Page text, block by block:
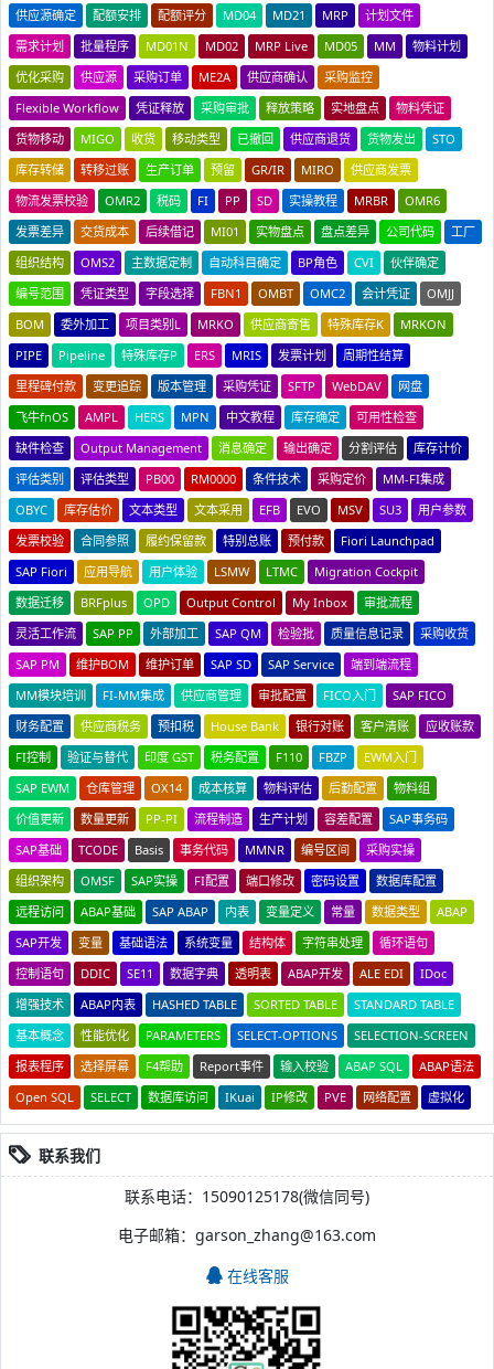
供应源确定
配额安排 配额评分 MD04 MD21 MRP
计划文件
需求计划
批量程序 MD01N MD02 MRP Live MD05 MM
物料计划
优化采购
供应源 采购订单 ME2A 供应商确认
采购监控
Flexible Workflow
凭证释放 采购审批 释放策略 实地盘点
物料凭证
货物移动
MIGO 收货 移动类型 已撤回 供应商退货 货物发出
STO
库存转储
转移过账 生产订单 预留 GR/IR MIRO
供应商发票
物流发票校验
OMR2 税码 FI PP SD 实操教程 MRBR
OMR6
发票差异
交货成本 后续借记 MI01 实物盘点 盘点差异 公司代码
工厂
组织结构
OMS2 主数据定制 自动科目确定 BP角色 CVI
伙伴确定
编号范围
凭证类型 字段选择 FBN1 OMBT OMC2 会计凭证
OMJJ
BOM
委外加工 项目类别L MRKO 供应商寄售 特殊库存K
MRKON
PIPE
Pipeline 特殊库存P ERS MRIS 发票计划
周期性结算
里程碑付款
变更追踪 版本管理 采购凭证 SFTP WebDAV
网盘
飞牛fnOS
AMPL HERS MPN 中文教程 库存确定
可用性检查
缺件检查
Output Management 消息确定 输出确定 分割评估
库存计价
评估类别
评估类型 PB00 RM0000 条件技术 采购定价
MM-FI集成
OBYC
库存估价 文本类型 文本采用 EFB EVO MSV SU3
用户参数
发票校验
合同参照 履约保留款 特别总账 预付款
Fiori Launchpad
SAP Fiori
应用导航 用户体验 LSMW LTMC
Migration Cockpit
数据迁移
BRFplus OPD Output Control My Inbox
审批流程
灵活工作流
SAP PP 外部加工 SAP QM 检验批 质量信息记录
采购收货
SAP PM
维护BOM 维护订单 SAP SD SAP Service
端到端流程
MM模块培训
FI-MM集成 供应商管理 审批配置 FICO入门
SAP FICO
财务配置
供应商税务 预扣税 House Bank 银行对账 客户清账
应收账款
FI控制
验证与替代 印度 GST 税务配置 F110 FBZP
EWM入门
SAP EWM
仓库管理 OX14 成本核算 物料评估 后勤配置
物料组
价值更新
数量更新 PP-PI 流程制造 生产计划 容差配置
SAP事务码
SAP基础
TCODE Basis 事务代码 MMNR 编号区间
采购实操
组织架构
OMSF SAP实操 FI配置 端口修改 密码设置
数据库配置
远程访问
ABAP基础 SAP ABAP 内表 变量定义 常量 数据类型
ABAP
SAP开发
变量 基础语法 系统变量 结构体 字符串处理
循环语句
控制语句
DDIC SE11 数据字典 透明表 ABAP开发 ALE EDI
IDoc
增强技术
ABAP内表 HASHED TABLE SORTED TABLE
STANDARD TABLE
基本概念
性能优化 PARAMETERS SELECT-OPTIONS
SELECTION-SCREEN
报表程序
选择屏幕 F4帮助 Report事件 输入校验 ABAP SQL
ABAP语法
Open SQL
SELECT 数据库访问 IKuai IP修改 PVE 网络配置 虚拟化
联系我们
联系电话：15090125178(微信同号)
电子邮箱：garson_zhang@163.com
在线客服